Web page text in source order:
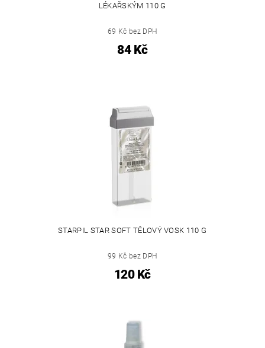
LÉKAŘSKÝM 110 G
69 Kč bez DPH
84 Kč
STARPIL STAR SOFT TĚLOVÝ VOSK 110 G
99 Kč bez DPH
120 Kč